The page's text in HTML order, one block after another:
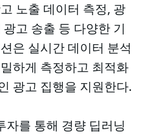
노출 데이터 측정, 광
고 송출 등 다양한 기
은 실시간 데이터 분석
하게 측정하고 최적화
광고 집행을 지원한다.
자를 통해 경량 딥러닝